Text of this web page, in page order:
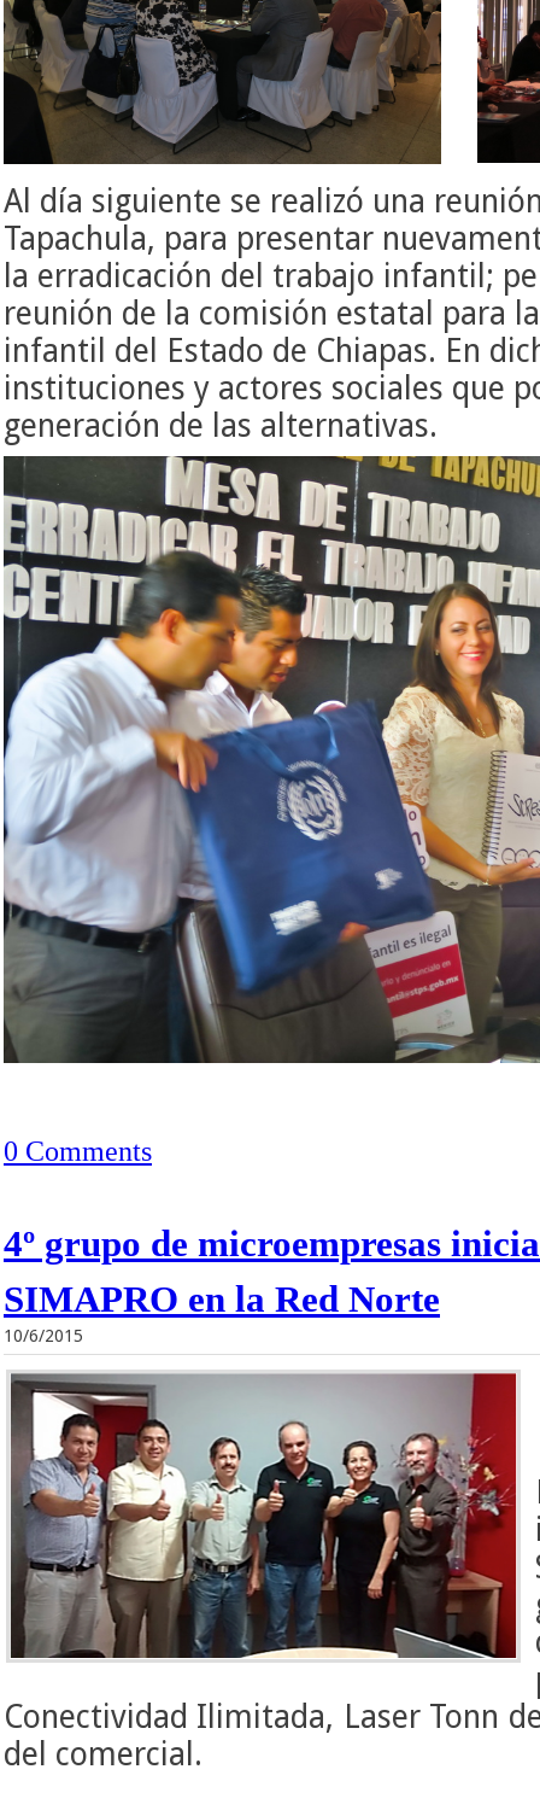
Al día siguiente se realizó una
Tapachula, para presentar
la erradicación del trabajo infantil;
reunión de la comisión estatal para
infantil del Estado de Chiapas. En
instituciones y actores sociales que
generación de las alternativas.
0 Comments
4º grupo de microempresas
SIMAPRO en la Red Norte
10/6/2015
Conectividad Ilimitada, Laser Tonn
del comercial.